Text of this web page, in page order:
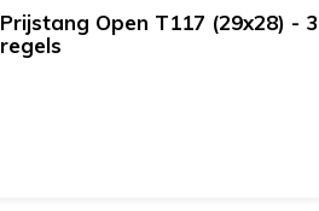
Prijstang Open T117 (29x28) - 3
regels